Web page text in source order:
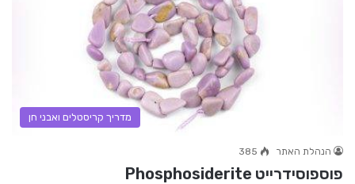
מדריך קריסטלים ואבני חן
הנהלת האתר 385
פוספוסידרייט Phosphosiderite